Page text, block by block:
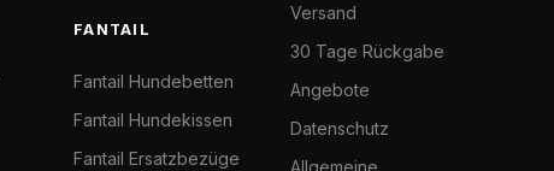
FANTAIL
Fantail Hundebetten
Fantail Hundekissen
Fantail Ersatzbezüge
Versand
30 Tage Rückgabe
Angebote
Datenschutz
Allgemeine